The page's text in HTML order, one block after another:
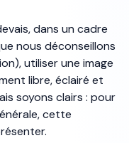
dans un cadre
nous déconseillons
utiliser une image
libre, éclairé et
soyons clairs : pour
cette